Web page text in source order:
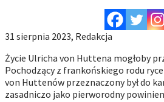
31 sierpnia 2023, Redakcja
Życie Ulricha von Huttena mogłoby
Pochodzący z frankońskiego rodu
von Huttenów przeznaczony był do
zasadniczo jako pierworodny